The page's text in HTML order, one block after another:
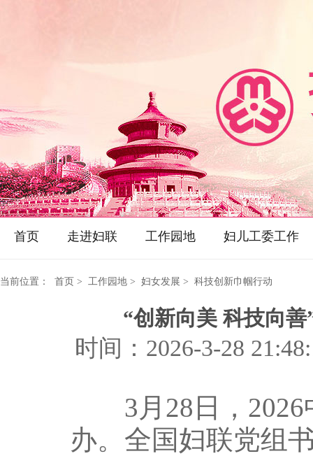
首页 走进妇联 工作园地 妇儿工委工作
当前位置： 首页 > 工作园地 > 妇女发展 > 科技创新巾帼行动
“创新向美 科技向
时间：2026-3-28
3月28日，2026
办。全国妇联党组